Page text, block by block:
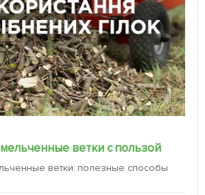
ветки с пользой
ветки: полезные способы